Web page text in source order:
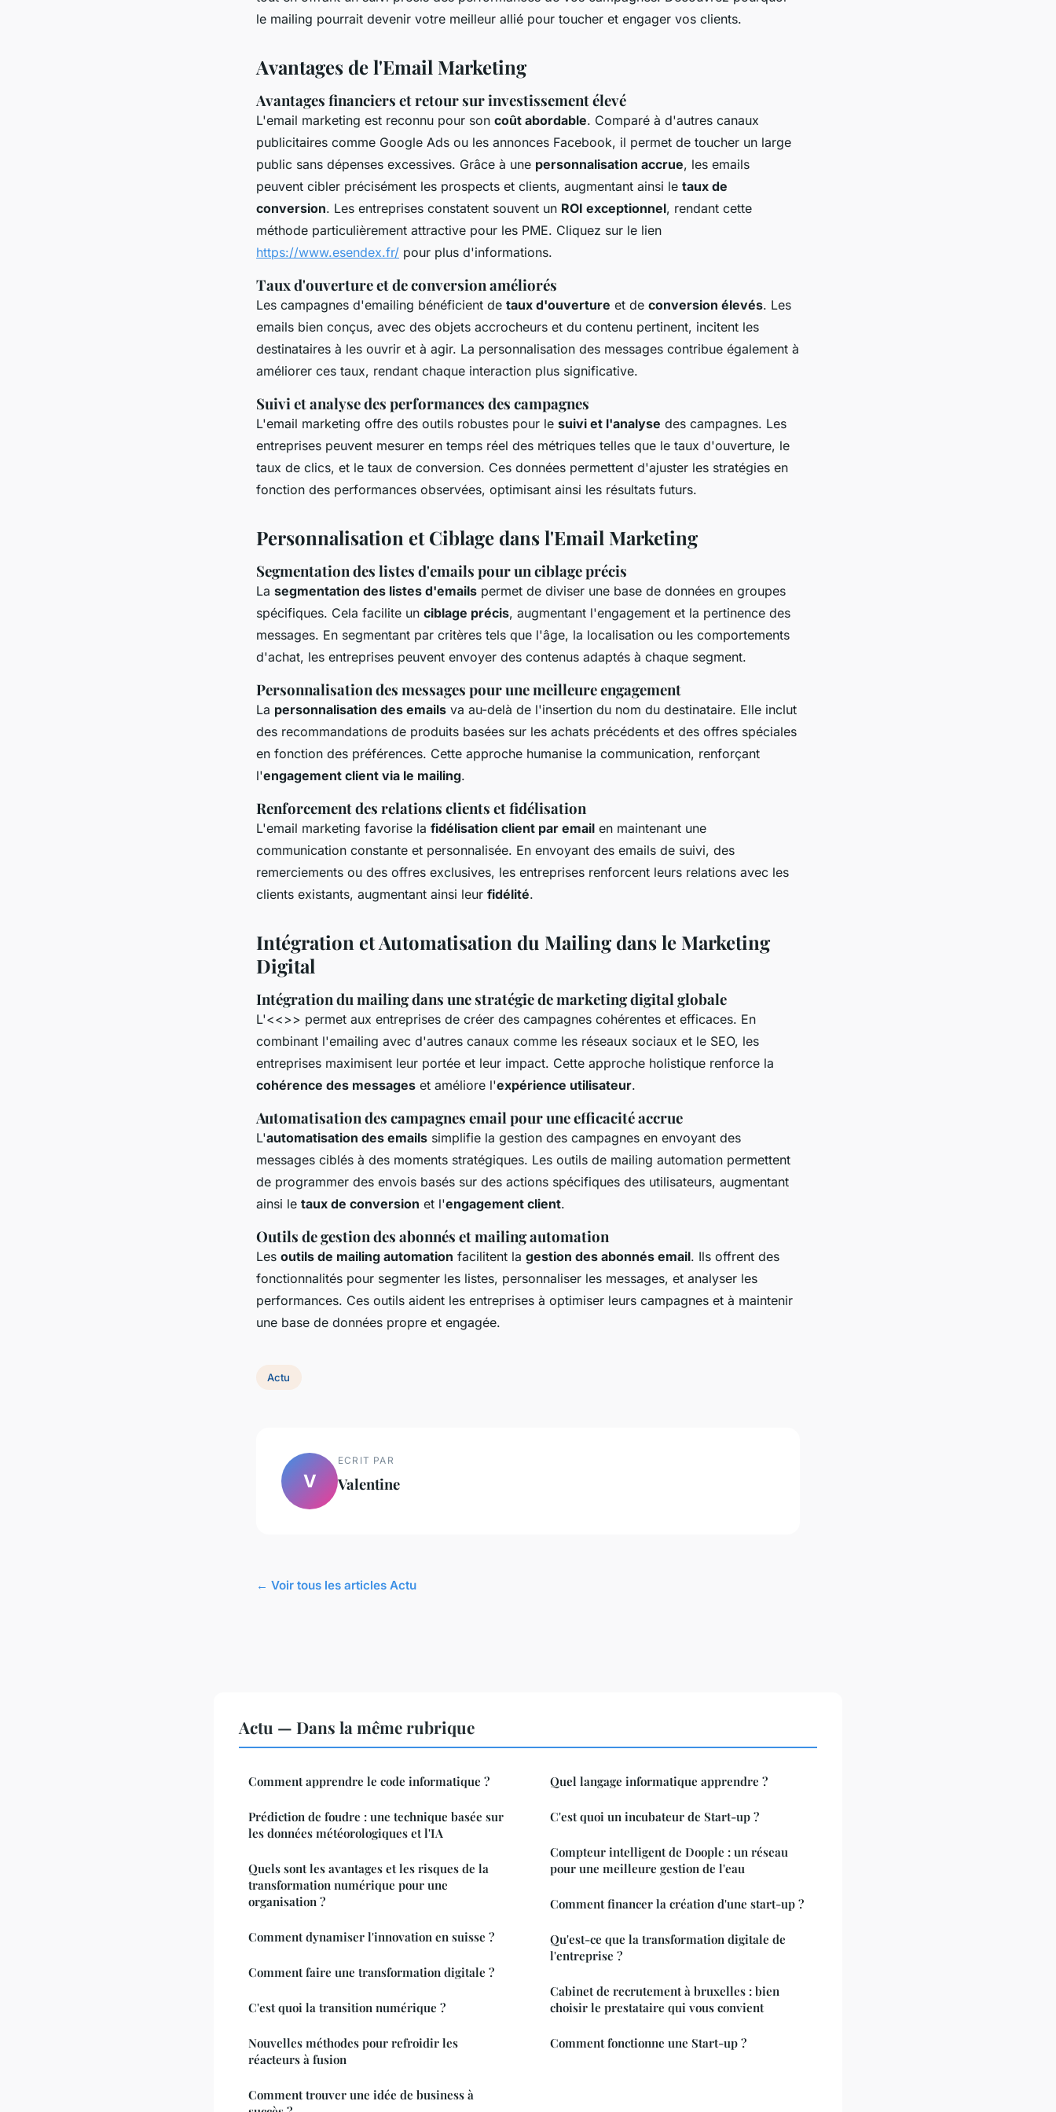
le mailing pourrait devenir votre meilleur allié pour toucher et engager vos clients.
Avantages de l'Email Marketing
Avantages financiers et retour sur investissement élevé
L'email marketing est reconnu pour son coût abordable. Comparé à d'autres canaux
publicitaires comme Google Ads ou les annonces Facebook, il permet de toucher un large
public sans dépenses excessives. Grâce à une personnalisation accrue, les emails
peuvent cibler précisément les prospects et clients, augmentant ainsi le taux de
conversion. Les entreprises constatent souvent un ROI exceptionnel, rendant cette
méthode particulièrement attractive pour les PME. Cliquez sur le lien
https://www.esendex.fr/ pour plus d'informations.
Taux d'ouverture et de conversion améliorés
Les campagnes d'emailing bénéficient de taux d'ouverture et de conversion élevés. Les
emails bien conçus, avec des objets accrocheurs et du contenu pertinent, incitent les
destinataires à les ouvrir et à agir. La personnalisation des messages contribue également à
améliorer ces taux, rendant chaque interaction plus significative.
Suivi et analyse des performances des campagnes
L'email marketing offre des outils robustes pour le suivi et l'analyse des campagnes. Les
entreprises peuvent mesurer en temps réel des métriques telles que le taux d'ouverture, le
taux de clics, et le taux de conversion. Ces données permettent d'ajuster les stratégies en
fonction des performances observées, optimisant ainsi les résultats futurs.
Personnalisation et Ciblage dans l'Email Marketing
Segmentation des listes d'emails pour un ciblage précis
La segmentation des listes d'emails permet de diviser une base de données en groupes
spécifiques. Cela facilite un ciblage précis, augmentant l'engagement et la pertinence des
messages. En segmentant par critères tels que l'âge, la localisation ou les comportements
d'achat, les entreprises peuvent envoyer des contenus adaptés à chaque segment.
Personnalisation des messages pour une meilleure engagement
La personnalisation des emails va au-delà de l'insertion du nom du destinataire. Elle inclut
des recommandations de produits basées sur les achats précédents et des offres spéciales
en fonction des préférences. Cette approche humanise la communication, renforçant
l'engagement client via le mailing.
Renforcement des relations clients et fidélisation
L'email marketing favorise la fidélisation client par email en maintenant une
communication constante et personnalisée. En envoyant des emails de suivi, des
remerciements ou des offres exclusives, les entreprises renforcent leurs relations avec les
clients existants, augmentant ainsi leur fidélité.
Intégration et Automatisation du Mailing dans le Marketing
Digital
Intégration du mailing dans une stratégie de marketing digital globale
L'<<>> permet aux entreprises de créer des campagnes cohérentes et efficaces. En
combinant l'emailing avec d'autres canaux comme les réseaux sociaux et le SEO, les
entreprises maximisent leur portée et leur impact. Cette approche holistique renforce la
cohérence des messages et améliore l'expérience utilisateur.
Automatisation des campagnes email pour une efficacité accrue
L'automatisation des emails simplifie la gestion des campagnes en envoyant des
messages ciblés à des moments stratégiques. Les outils de mailing automation permettent
de programmer des envois basés sur des actions spécifiques des utilisateurs, augmentant
ainsi le taux de conversion et l'engagement client.
Outils de gestion des abonnés et mailing automation
Les outils de mailing automation facilitent la gestion des abonnés email. Ils offrent des
fonctionnalités pour segmenter les listes, personnaliser les messages, et analyser les
performances. Ces outils aident les entreprises à optimiser leurs campagnes et à maintenir
une base de données propre et engagée.
Actu
V
ECRIT PAR
Valentine
← Voir tous les articles Actu
Actu — Dans la même rubrique
Comment apprendre le code informatique ?
Prédiction de foudre : une technique basée sur
les données météorologiques et l'IA
Quels sont les avantages et les risques de la
transformation numérique pour une
organisation ?
Comment dynamiser l'innovation en suisse ?
Comment faire une transformation digitale ?
C'est quoi la transition numérique ?
Nouvelles méthodes pour refroidir les
réacteurs à fusion
Comment trouver une idée de business à
Quel langage informatique apprendre ?
C'est quoi un incubateur de Start-up ?
Compteur intelligent de Doople : un réseau
pour une meilleure gestion de l'eau
Comment financer la création d'une start-up ?
Qu'est-ce que la transformation digitale de
l'entreprise ?
Cabinet de recrutement à bruxelles : bien
choisir le prestataire qui vous convient
Comment fonctionne une Start-up ?